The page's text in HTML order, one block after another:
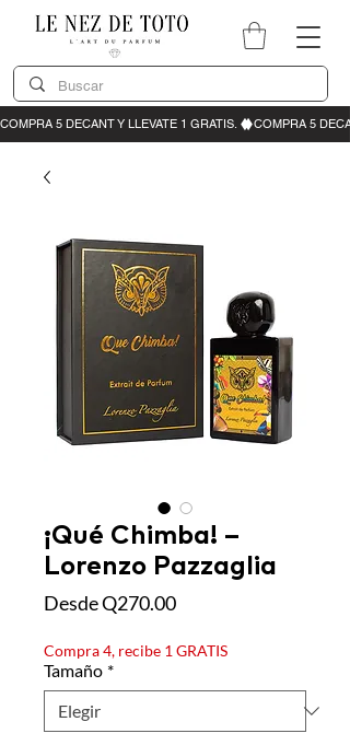
¡Qué Chimba! –
Lorenzo Pazzaglia
DesdeQ270.00Precio de oferta
Compra 4, recibe 1 GRATIS
Tamaño *